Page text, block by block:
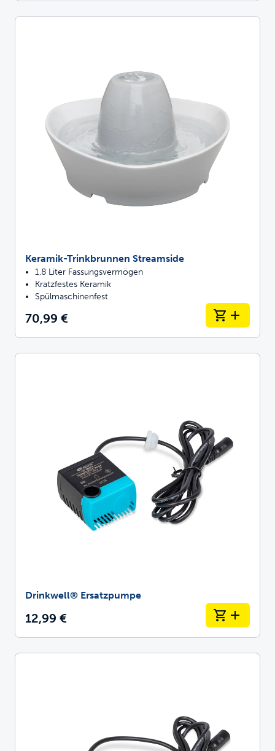
Keramik-Trinkbrunnen Streamside
1,8 Liter Fassungsvermögen
Kratzfestes Keramik
Spülmaschinenfest
70,99 €
Drinkwell® Ersatzpumpe
12,99 €